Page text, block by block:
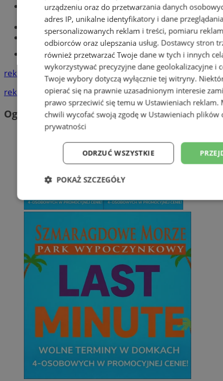
Optyk, okulista
Zabrze
Największy sklep z częściami online!
Książeczka sanepidowska
Tworzenie stron www -Zabrze
reklama
reklama
Ogłoszenia
urządzeniu oraz do przetwarzania danych
adres IP, unikalne identyfikatory i dane
spersonalizowanych reklam i treści, pomiaru
odbiorców oraz ulepszania usług. Dostawcy stron
również przetwarzać Twoje dane w tych i innych
wykorzystywać precyzyjne dane geolokalizacyjne i
Twoje wybory dotyczą wyłącznie tej witryny.
opierać się na prawnie uzasadnionym interesie
prawo sprzeciwić się temu w Ustawieniach reklam.
chwili wycofać swoją zgodę w Ustawieniach plików
prywatności
ODRZUĆ WSZYSTKIE
POKAŻ SZCZEGÓŁY
Niezbędne Wydajność
Niesklasyfikowane
Niezbędne Wydajność
Niezbędne pliki cookie umożliwiają korzystanie z podstawowych
takich jak logowanie użytkownika i zarządzanie kontem. Bez
Nazwa
Provider/
Domena